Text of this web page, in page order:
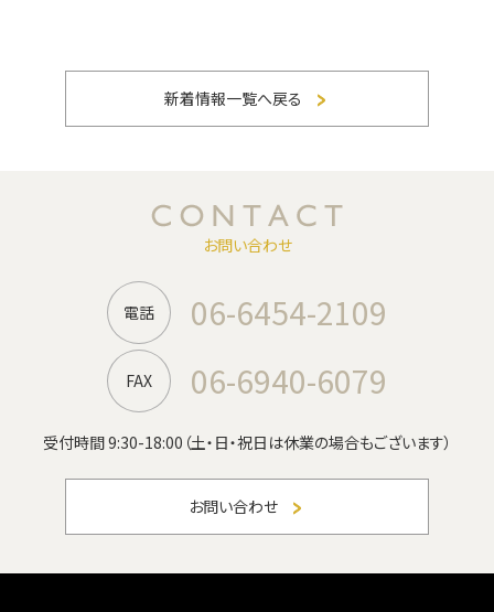
新着情報一覧へ戻る
お問い合わせ
電話 06-6454-2109
FAX 06-6940-6079
受付時間 9:30-18:00 （土・日・祝日は休業の場合もございます）
お問い合わせ